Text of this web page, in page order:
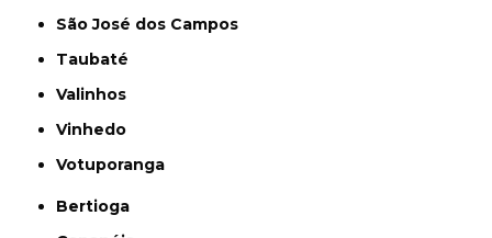
São José dos Campos
Taubaté
Valinhos
Vinhedo
Votuporanga
Bertioga